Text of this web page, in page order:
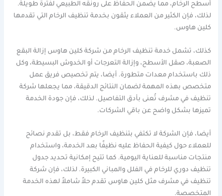
أسطح الرخام، مما يضمن الحفاظ على رونقه الطبيعي لفترة طويلة.
لذلك، فإن الكثير من العملاء يثقون بخدمة تنظيف الرخام التي تقدمها
كلين هاوس.
كذلك، تشمل خدمة تنظيف الرخام من شركة كلين هاوس إزالة البقع
الصعبة، صقل الأسطح، وإزالة التعرجات أو الخدوش البسيطة، وكل
ذلك باستخدام معدات متطورة. أيضا، يتم تخصيص فريق عمل
متخصص بهذه المهمة لضمان النتائج الدقيقة، مما يجعلها شركة
تنظيف في مشرف تُعنى بأدق التفاصيل. لذلك، فإن جودة الخدمة
تميزها بشكل واضح عن باقي الشركات.
أيضا، فإن الشركة لا تكتفي بتنظيف الرخام فقط، بل تقدم نصائح
للعملاء حول كيفية الحفاظ عليه نظيفًا بعد الخدمة، واستخدام
منتجات مناسبة للعناية اليومية. كما تتيح إمكانية تحديد جدول
تنظيف دوري للرخام في الفلل والمباني الكبيرة. لذلك، فإن شركة
تنظيف في مشرف مثل كلين هاوس تقدم حلاً شاملاً لهذه الخدمة
المتخصصة.